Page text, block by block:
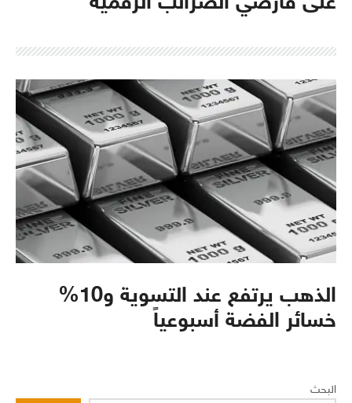
الذهب يرتفع عند التسوية و10%
خسائر الفضة أسبوعياً
البحث